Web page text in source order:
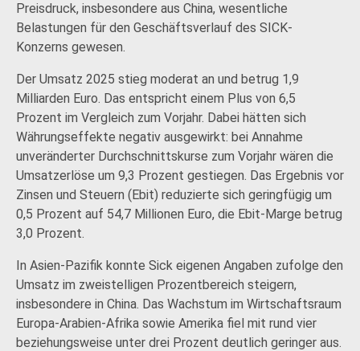
Preisdruck, insbesondere aus China, wesentliche
Belastungen für den Geschäftsverlauf des SICK-
Konzerns gewesen.
Der Umsatz 2025 stieg moderat an und betrug 1,9
Milliarden Euro. Das entspricht einem Plus von 6,5
Prozent im Vergleich zum Vorjahr. Dabei hätten sich
Währungseffekte negativ ausgewirkt: bei Annahme
unveränderter Durchschnittskurse zum Vorjahr wären die
Umsatzerlöse um 9,3 Prozent gestiegen. Das Ergebnis vor
Zinsen und Steuern (Ebit) reduzierte sich geringfügig um
0,5 Prozent auf 54,7 Millionen Euro, die Ebit-Marge betrug
3,0 Prozent.
In Asien-Pazifik konnte Sick eigenen Angaben zufolge den
Umsatz im zweistelligen Prozentbereich steigern,
insbesondere in China. Das Wachstum im Wirtschaftsraum
Europa-Arabien-Afrika sowie Amerika fiel mit rund vier
beziehungsweise unter drei Prozent deutlich geringer aus.